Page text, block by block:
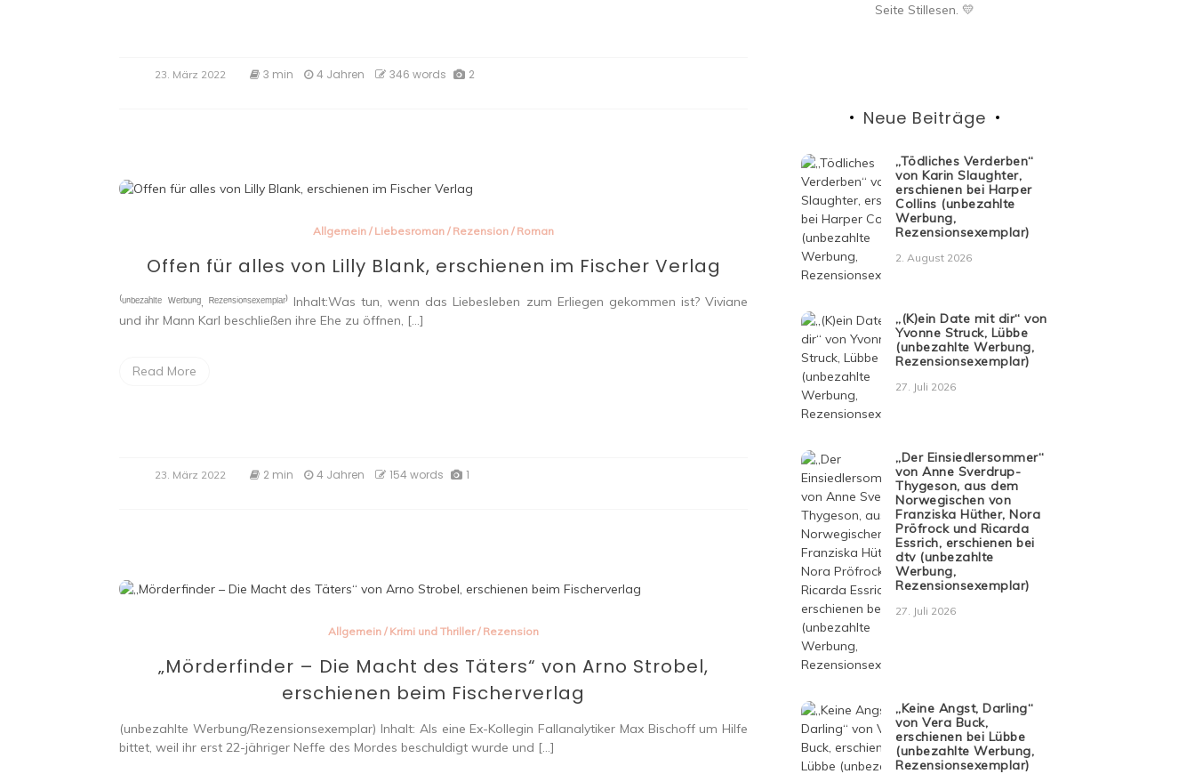
23. März 2022 3 min 4 Jahren 346 words 2
Allgemein / Liebesroman / Rezension / Roman
Offen für alles von Lilly Blank, erschienen im Fischer Verlag
⁽ᵘⁿᵇᵉᶻᵃʰˡᵗᵉ ᵂᵉʳᵇᵘⁿᵍ, ᴿᵉᶻᵉⁿˢⁱᵒⁿˢᵉˣᵉᵐᵖˡᵃʳ⁾ Inhalt:Was tun, wenn das Liebesleben zum Erliegen gekommen ist? Viviane
und ihr Mann Karl beschließen ihre Ehe zu öffnen, […]
Read More
23. März 2022 2 min 4 Jahren 154 words 1
Allgemein / Krimi und Thriller/ Rezension
„Mörderfinder – Die Macht des Täters“ von Arno Strobel,
erschienen beim Fischerverlag
(unbezahlte Werbung/Rezensionsexemplar) Inhalt: Als eine Ex-Kollegin Fallanalytiker Max Bischoff um Hilfe
bittet, weil ihr erst 22-jähriger Neffe des Mordes beschuldigt wurde und […]
Seite Stillesen. 💛
Neue Beiträge
„Tödliches Verderben“
von Karin Slaughter,
erschienen bei Harper
Collins (unbezahlte
Werbung,
Rezensionsexemplar)
2. August 2026
„(K)ein Date mit dir“ von
Yvonne Struck, Lübbe
(unbezahlte Werbung,
Rezensionsexemplar)
27. Juli 2026
„Der Einsiedlersommer“
von Anne Sverdrup-
Thygeson, aus dem
Norwegischen von
Franziska Hüther, Nora
Pröfrock und Ricarda
Essrich, erschienen bei
dtv (unbezahlte
Werbung,
Rezensionsexemplar)
27. Juli 2026
„Keine Angst, Darling“
von Vera Buck,
erschienen bei Lübbe
(unbezahlte Werbung,
Rezensionsexemplar)